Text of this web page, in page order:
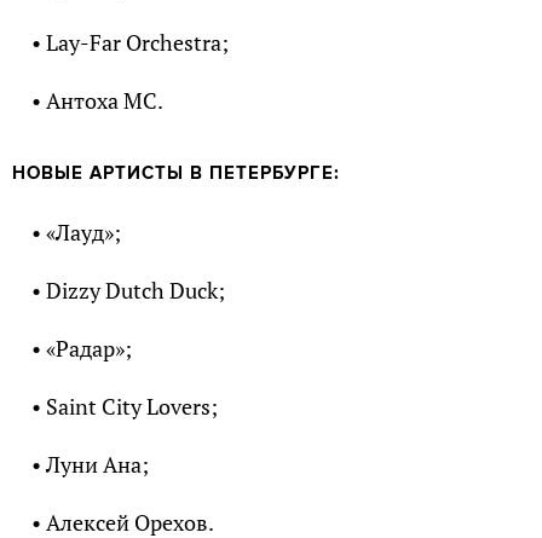
• Lay-Far Orchestra;
• Антоха МС.
НОВЫЕ АРТИСТЫ В ПЕТЕРБУРГЕ:
• «Лауд»;
• Dizzy Dutch Duck;
• «Радар»;
• Saint City Lovers;
• Луни Ана;
• Алексей Орехов.